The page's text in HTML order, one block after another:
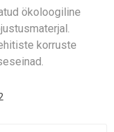
ökoloogiline
korruste